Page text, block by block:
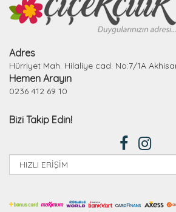
Adres
Hürriyet Mah. Hilaliye cad. No:7/1A
Hemen Arayın
0236 412 69 10
Bizi Takip Edin!